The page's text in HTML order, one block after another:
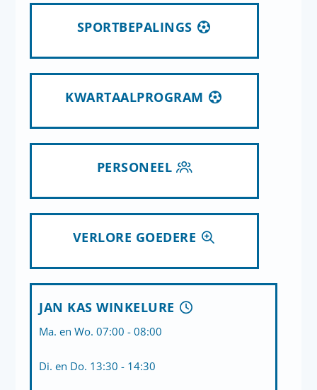
SPORTBEPALINGS
KWARTAALPROGRAM
PERSONEEL
VERLORE GOEDERE
JAN KAS WINKELURE
Ma. en Wo. 07:00 - 08:00
Di. en Do. 13:30 - 14:30